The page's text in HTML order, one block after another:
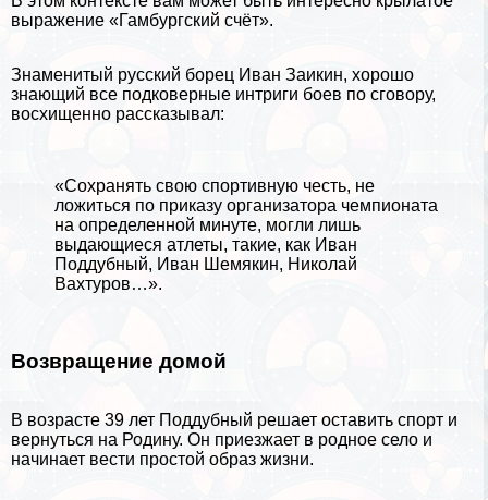
выражение «Гамбургский счёт».
Знаменитый русский борец Иван Заикин, хорошо
знающий все подковерные интриги боев по сговору,
восхищенно рассказывал:
«Сохранять свою спортивную честь, не
ложиться по приказу организатора чемпионата
на определенной минуте, могли лишь
выдающиеся атлеты, такие, как Иван
Поддубный, Иван Шемякин, Николай
Вахтуров…».
Возвращение домой
В возрасте 39 лет Поддубный решает оставить спорт и
вернуться на Родину. Он приезжает в родное село и
начинает вести простой образ жизни.